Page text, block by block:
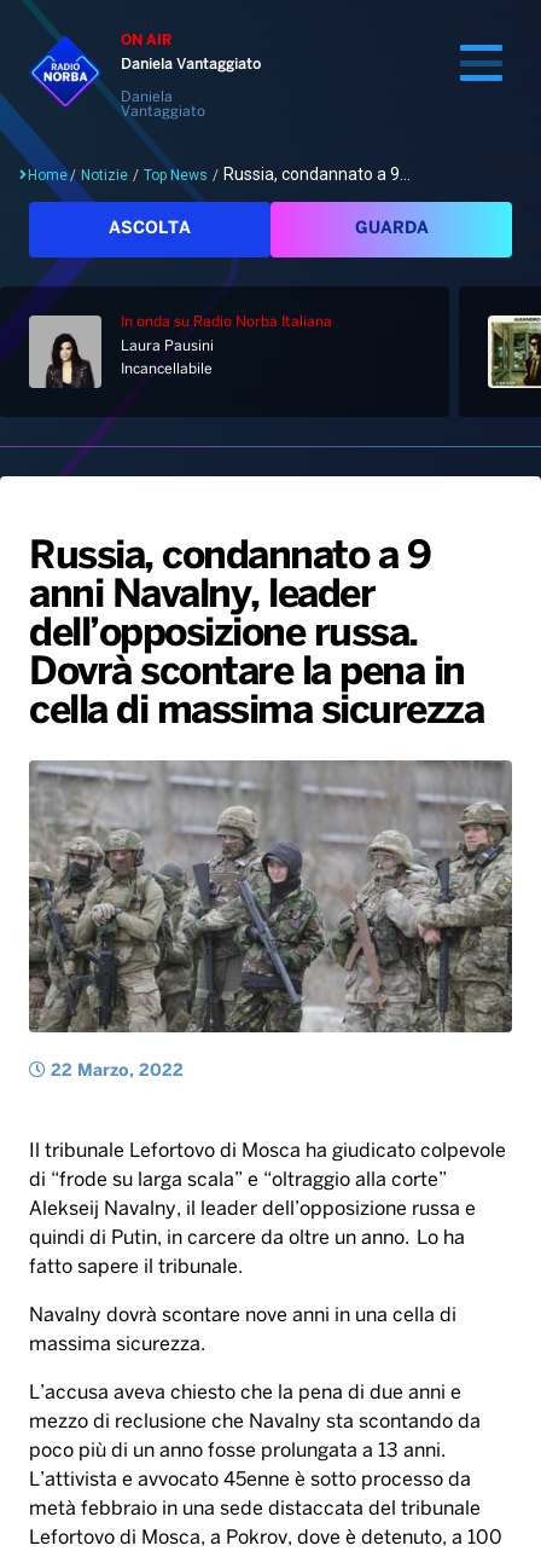
ON AIR
Daniela Vantaggiato
Daniela
Vantaggiato
Cerca
Home
Palinsesto
Hit Dance
Giochi&Concorsi
PALATOUR
Notizie
Locali
Musica e Spettacolo
Sport
Radio Norba Consiglia
Leggerissime
Playlist
Generale
Novità
Notiziario
Interviste
Oroscopo
Speciale Astrabilia 2026
Gallery
Radio Norba News TV
Voce al Bari
Battiti Live 2026
Gallery
Home/ Notizie / Top News / Russia, condannato a 9...
ASCOLTA GUARDA
In onda su Radio Norba Italiana
Laura Pausini
Incancellabile
Russia, condannato a 9
anni Navalny, leader
dell’opposizione russa.
Dovrà scontare la pena in
cella di massima sicurezza
22 Marzo, 2022
Il tribunale Lefortovo di Mosca ha giudicato colpevole
di “frode su larga scala” e “oltraggio alla corte”
Alekseij Navalny, il leader dell’opposizione russa e
quindi di Putin, in carcere da oltre un anno. Lo ha
fatto sapere il tribunale.
Navalny dovrà scontare nove anni in una cella di
massima sicurezza.
L’accusa aveva chiesto che la pena di due anni e
mezzo di reclusione che Navalny sta scontando da
poco più di un anno fosse prolungata a 13 anni.
L’attivista e avvocato 45enne è sotto processo da
metà febbraio in una sede distaccata del tribunale
Lefortovo di Mosca, a Pokrov, dove è detenuto, a 100